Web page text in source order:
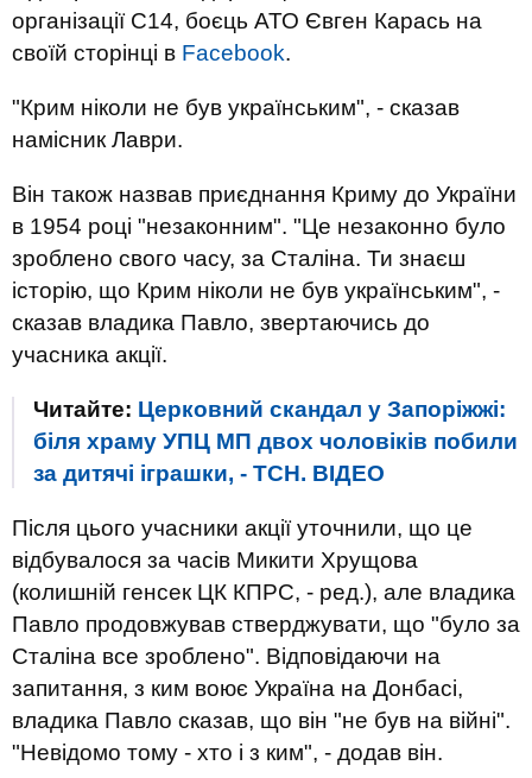
організації С14, боєць АТО Євген Карась на
своїй сторінці в Facebook.
"Крим ніколи не був українським", - сказав
намісник Лаври.
Він також назвав приєднання Криму до України
в 1954 році "незаконним". "Це незаконно було
зроблено свого часу, за Сталіна. Ти знаєш
історію, що Крим ніколи не був українським", -
сказав владика Павло, звертаючись до
учасника акції.
Читайте: Церковний скандал у Запоріжжі:
біля храму УПЦ МП двох чоловіків побили
за дитячі іграшки, - ТСН. ВІДЕО
Після цього учасники акції уточнили, що це
відбувалося за часів Микити Хрущова
(колишній генсек ЦК КПРС, - ред.), але владика
Павло продовжував стверджувати, що "було за
Сталіна все зроблено". Відповідаючи на
запитання, з ким воює Україна на Донбасі,
владика Павло сказав, що він "не був на війні".
"Невідомо тому - хто і з ким", - додав він.